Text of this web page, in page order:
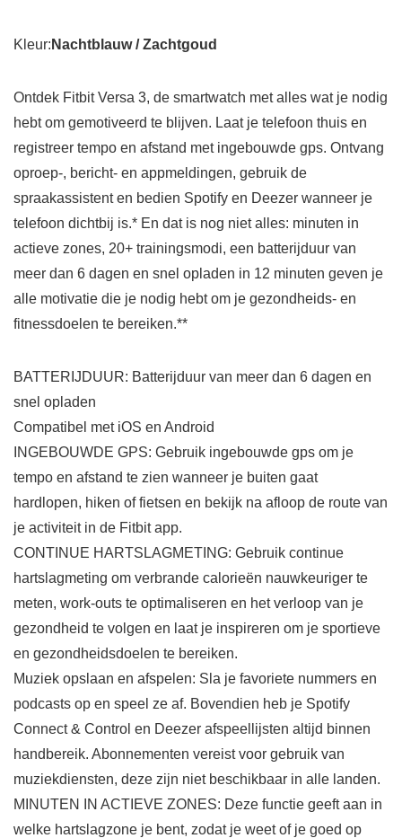
Kleur: Nachtblauw / Zachtgoud
Ontdek Fitbit Versa 3, de smartwatch met alles wat je nodig
hebt om gemotiveerd te blijven. Laat je telefoon thuis en
registreer tempo en afstand met ingebouwde gps. Ontvang
oproep-, bericht- en appmeldingen, gebruik de
spraakassistent en bedien Spotify en Deezer wanneer je
telefoon dichtbij is.* En dat is nog niet alles: minuten in
actieve zones, 20+ trainingsmodi, een batterijduur van
meer dan 6 dagen en snel opladen in 12 minuten geven je
alle motivatie die je nodig hebt om je gezondheids- en
fitnessdoelen te bereiken.**
BATTERIJDUUR: Batterijduur van meer dan 6 dagen en
snel opladen
Compatibel met iOS en Android
INGEBOUWDE GPS: Gebruik ingebouwde gps om je
tempo en afstand te zien wanneer je buiten gaat
hardlopen, hiken of fietsen en bekijk na afloop de route van
je activiteit in de Fitbit app.
CONTINUE HARTSLAGMETING: Gebruik continue
hartslagmeting om verbrande calorieën nauwkeuriger te
meten, work-outs te optimaliseren en het verloop van je
gezondheid te volgen en laat je inspireren om je sportieve
en gezondheidsdoelen te bereiken.
Muziek opslaan en afspelen: Sla je favoriete nummers en
podcasts op en speel ze af. Bovendien heb je Spotify
Connect & Control en Deezer afspeellijsten altijd binnen
handbereik. Abonnementen vereist voor gebruik van
muziekdiensten, deze zijn niet beschikbaar in alle landen.
MINUTEN IN ACTIEVE ZONES: Deze functie geeft aan in
welke hartslagzone je bent, zodat je weet of je goed op